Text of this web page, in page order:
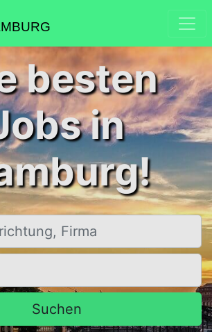
besten
in
Firma
Suchen